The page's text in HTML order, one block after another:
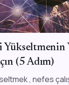
Yükseltmenin
(5 Adım)
, nefes